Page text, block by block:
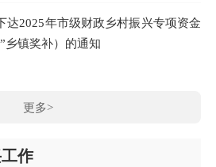
达2025年市级财政乡村振兴专项资金
乡镇奖补）的通知
更多>
作